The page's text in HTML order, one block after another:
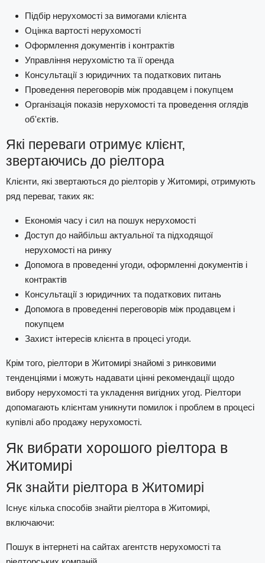
Підбір нерухомості за вимогами клієнта
Оцінка вартості нерухомості
Оформлення документів і контрактів
Управління нерухомістю та її оренда
Консультації з юридичних та податкових питань
Проведення переговорів між продавцем і покупцем
Організація показів нерухомості та проведення оглядів
об'єктів.
Які переваги отримує клієнт,
звертаючись до ріелтора
Клієнти, які звертаються до ріелторів у Житомирі, отримують
ряд переваг, таких як:
Економія часу і сил на пошук нерухомості
Доступ до найбільш актуальної та підходящої
нерухомості на ринку
Допомога в проведенні угоди, оформленні документів і
контрактів
Консультації з юридичних та податкових питань
Допомога в проведенні переговорів між продавцем і
покупцем
Захист інтересів клієнта в процесі угоди.
Крім того, ріелтори в Житомирі знайомі з ринковими
тенденціями і можуть надавати цінні рекомендації щодо
вибору нерухомості та укладення вигідних угод. Ріелтори
допомагають клієнтам уникнути помилок і проблем в процесі
купівлі або продажу нерухомості.
Як вибрати хорошого ріелтора в
Житомирі
Як знайти ріелтора в Житомирі
Існує кілька способів знайти ріелтора в Житомирі,
включаючи:
Пошук в інтернеті на сайтах агентств нерухомості та